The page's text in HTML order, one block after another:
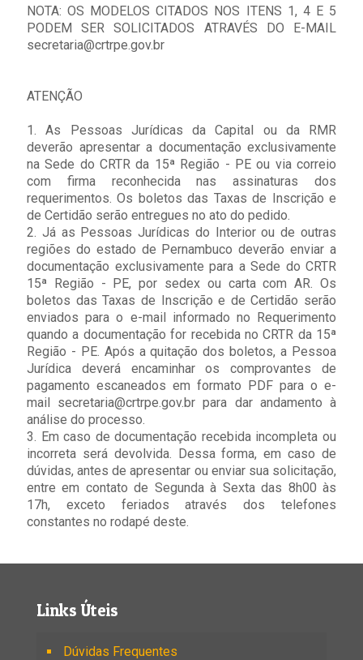
NOTA: OS MODELOS CITADOS NOS ITENS 1, 4 E 5
PODEM SER SOLICITADOS ATRAVÉS DO E-MAIL
secretaria@crtrpe.gov.br
ATENÇÃO
1. As Pessoas Jurídicas da Capital ou da RMR
deverão apresentar a documentação exclusivamente
na Sede do CRTR da 15ª Região - PE ou via correio
com firma reconhecida nas assinaturas dos
requerimentos. Os boletos das Taxas de Inscrição e
de Certidão serão entregues no ato do pedido.
2. Já as Pessoas Jurídicas do Interior ou de outras
regiões do estado de Pernambuco deverão enviar a
documentação exclusivamente para a Sede do CRTR
15ª Região - PE, por sedex ou carta com AR. Os
boletos das Taxas de Inscrição e de Certidão serão
enviados para o e-mail informado no Requerimento
quando a documentação for recebida no CRTR da 15ª
Região - PE. Após a quitação dos boletos, a Pessoa
Jurídica deverá encaminhar os comprovantes de
pagamento escaneados em formato PDF para o e-
mail secretaria@crtrpe.gov.br para dar andamento à
análise do processo.
3. Em caso de documentação recebida incompleta ou
incorreta será devolvida. Dessa forma, em caso de
dúvidas, antes de apresentar ou enviar sua solicitação,
entre em contato de Segunda à Sexta das 8h00 às
17h, exceto feriados através dos telefones
constantes no rodapé deste.
Links Úteis
Dúvidas Frequentes